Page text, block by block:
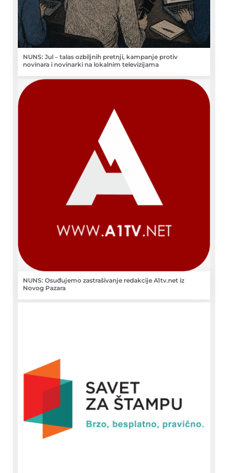
NUNS: Jul – talas ozbiljnih pretnji, kampanje protiv
novinara i novinarki na lokalnim televizijama
NUNS: Osuđujemo zastrašivanje redakcije A1tv.net iz
Novog Pazara